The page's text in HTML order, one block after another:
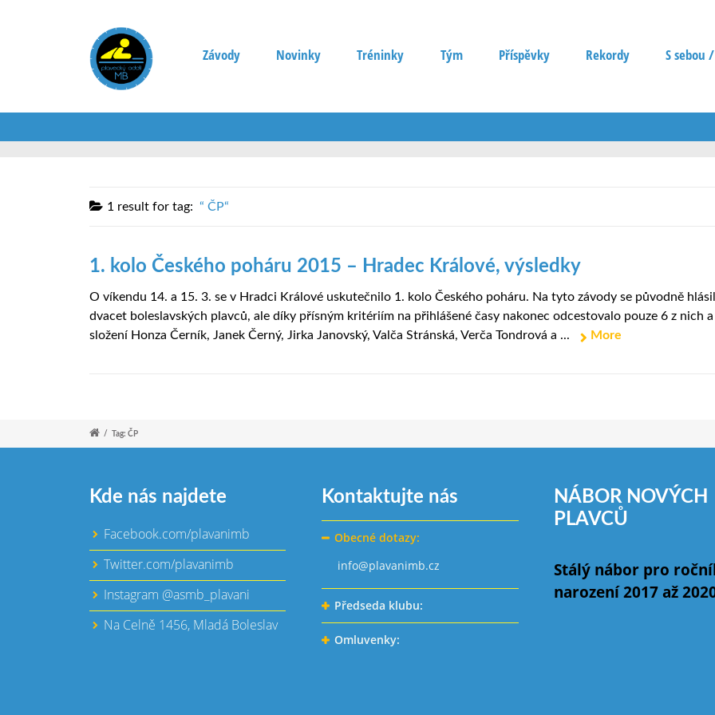
Závody Novinky Tréninky Tým Příspěvky Rekordy S sebou
1 result for tag: ČP
1. kolo Českého poháru 2015 – Hradec Králové, výsledky
O víkendu 14. a 15. 3. se v Hradci Králové uskutečnilo 1. kolo Českého poháru. Na tyto závody se původně
dvacet boleslavských plavců, ale díky přísným kritériím na přihlášené časy nakonec odcestovalo pouze 6 z nich
složení Honza Černík, Janek Černý, Jirka Janovský, Valča Stránská, Verča Tondrová a ...
More
/ Tag: ČP
Kde nás najdete
Facebook.com/plavanimb
Twitter.com/plavanimb
Instagram @asmb_plavani
Na Celně 1456, Mladá Boleslav
Kontaktujte nás
Obecné dotazy:
info@plavanimb.cz
Předseda klubu:
Omluvenky:
NÁBOR NOVÝCH
PLAVCŮ
Stálý nábor pro
narození 2017 až